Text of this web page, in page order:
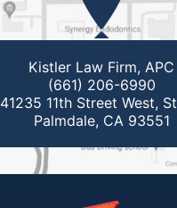
Kistler Law Firm, APC
(661) 206-6990
41235 11th Street West,
Palmdale, CA 93551